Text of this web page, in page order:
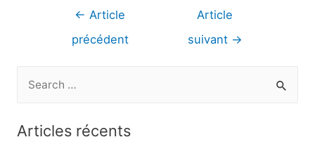
Navigation
l’article
← Article
précédent
Article
suivant →
Articles récents